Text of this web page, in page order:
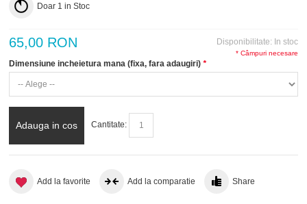
Doar 1 in Stoc
Disponibilitate: In stoc
65,00 RON
*
Dimensiune incheietura mana (fixa, fara adaugiri)
* Câmpuri necesare
Adauga in cos Cantitate:
Add la favorite Add la comparatie Share